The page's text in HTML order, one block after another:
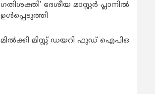
ഗതിശക്തി’ ദേശീയ മാസ്റ്റർ പ്ലാനിൽ
ഉൾപ്പെടുത്തി
മിൽക്കി മിസ്റ്റ് ഡയറി ഫുഡ് ഐപിഒ